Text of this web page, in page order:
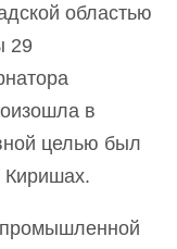
областью
29
в
целью был
промышленной